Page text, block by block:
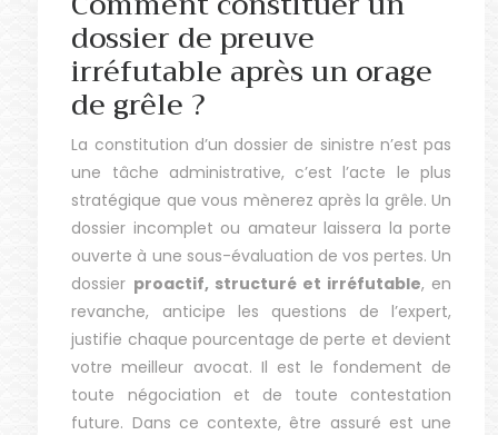
dossier de preuve
irréfutable après un orage
de grêle ?
La constitution d’un dossier de sinistre n’est pas
une tâche administrative, c’est l’acte le plus
stratégique que vous mènerez après la grêle. Un
dossier incomplet ou amateur laissera la porte
ouverte à une sous-évaluation de vos pertes. Un
dossier proactif, structuré et irréfutable, en
revanche, anticipe les questions de l’expert,
justifie chaque pourcentage de perte et devient
votre meilleur avocat. Il est le fondement de
toute négociation et de toute contestation
future. Dans ce contexte, être assuré est une